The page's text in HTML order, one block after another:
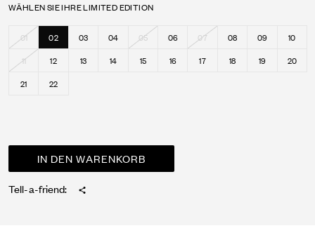
WÄHLEN SIE IHRE LIMITED EDITION
01 02 03 04 05 06 07 08 09
10
11
12 13 14 15 16 17 18 19
20
21
22
Tell-a-friend: